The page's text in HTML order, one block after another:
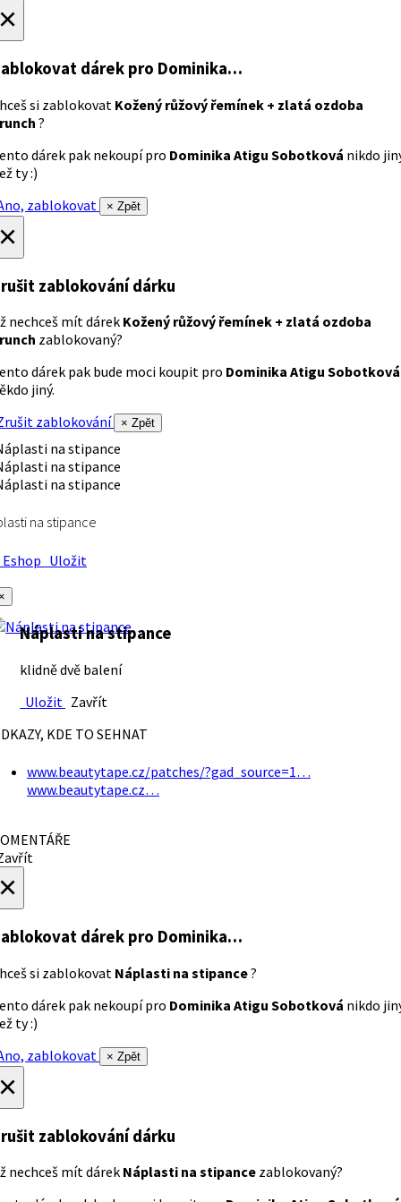
dárek pro Dominika…
si zablokovat Kožený růžový řemínek + zlatá ozdoba
?
dárek pak nekoupí pro Dominika Atigu Sobotková nikdo
ty :)
zablokovat
× Zpět
zablokování dárku
nechceš mít dárek Kožený růžový řemínek + zlatá ozdoba
zablokovaný?
dárek pak bude moci koupit pro Dominika Atigu Sobotková
jiný.
zablokování
× Zpět
na stipance
Uložit
Náplasti na stipance
klidně dvě balení
Uložit Zavřít
KDE TO SEHNAT
www.beautytape.cz/patches/?gad_source=1…
www.beautytape.cz…
dárek pro Dominika…
si zablokovat Náplasti na stipance?
dárek pak nekoupí pro Dominika Atigu Sobotková nikdo
ty :)
zablokovat
× Zpět
zablokování dárku
nechceš mít dárek Náplasti na stipance zablokovaný?